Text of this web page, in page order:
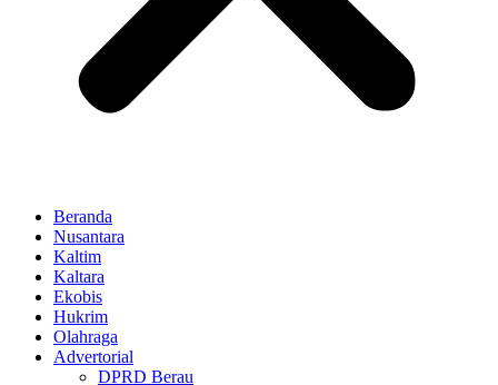
Beranda
Nusantara
Kaltim
Kaltara
Ekobis
Hukrim
Olahraga
Advertorial
DPRD Berau